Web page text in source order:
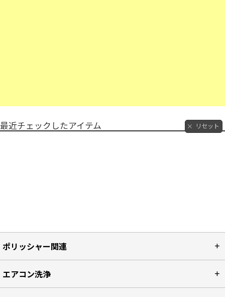
最近チェックしたアイテム リセット
ポリッシャー関連
エアコン洗浄